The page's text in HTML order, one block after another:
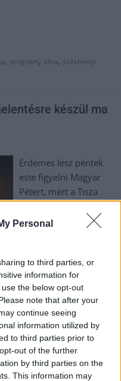
Personal
to third parties, or
information for
the below opt-out
note that after your
continue seeing
information utilized by
to third parties prior to
out of the further
by third parties on the
This information may
, program, séta, széchenyi
készül ma
Érdemes lesz péntek
este figyelni Magyar
Pétert, mert a Tisza
Párt azt ígéri, az
ellenzék vezére valami
ráadásul azt is állítja,
rángatták bele a
majd a bejelentés.
, este ,hazugság
, péntek,tisza part